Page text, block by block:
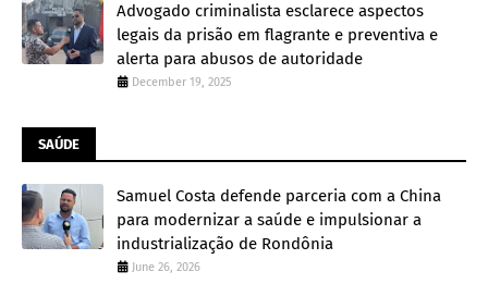
Advogado criminalista esclarece aspectos
legais da prisão em flagrante e preventiva e
alerta para abusos de autoridade
December 19, 2025
SAÚDE
Samuel Costa defende parceria com a China
para modernizar a saúde e impulsionar a
industrialização de Rondônia
June 26, 2026